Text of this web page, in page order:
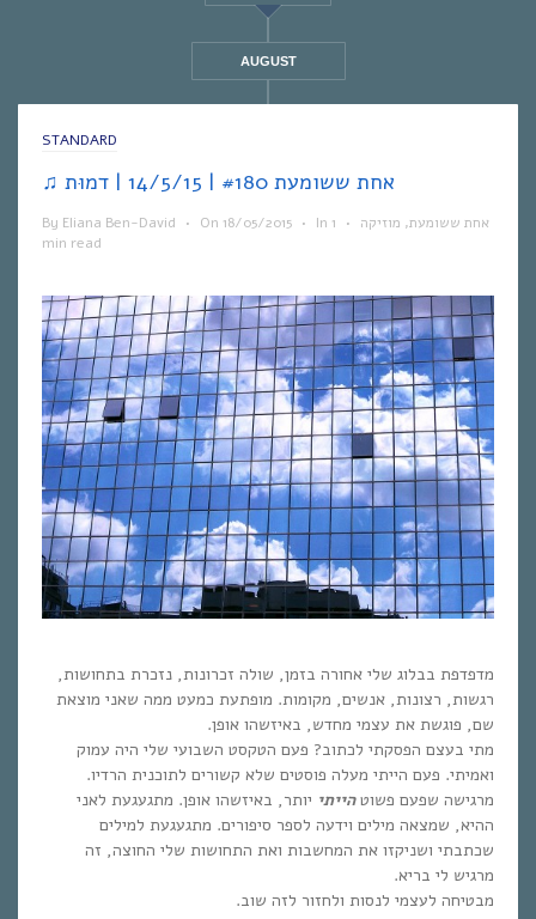
AUGUST
STANDARD
♫ אחת ששומעת #180 | 14/5/15 | דמוּת
By Eliana Ben-David • On 18/05/2015 • In אחת ששומעת, מוזיקה •
1
min read
מדפדפת בבלוג שלי אחורה בזמן, שולה זכרונות, נזכרת בתחושות,
רגשות, רצונות, אנשים, מקומות. מופתעת כמעט ממה שאני מוצאת
שם, פוגשת את עצמי מחדש, באיזשהו אופן.
מתי בעצם הפסקתי לכתוב? פעם הטקסט השבועי שלי היה עמוק
ואמיתי. פעם הייתי מעלה פוסטים שלא קשורים לתוכנית הרדיו.
מרגישה שפעם פשוטהייתי יותר, באיזשהו אופן. מתגעגעת לאני
ההיא, שמצאה מילים וידעה לספר סיפורים. מתגעגעת למילים
שכתבתי ושניקזו את המחשבות ואת התחושות שלי החוצה, זה
מרגיש לי בריא.
מבטיחה לעצמי לנסות ולחזור לזה שוב.